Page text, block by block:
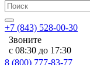
+7 (843) 528-00-30
Звоните
с 08:30 до 17:30
8 (800) 777-83-77